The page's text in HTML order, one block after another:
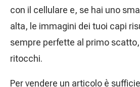
con il cellulare e, se hai uno
alta, le immagini dei tuoi capi
sempre perfette al primo
ritocchi.
Per vendere un articolo è